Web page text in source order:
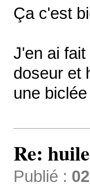
Ça c'est
J'en ai
doseur et
une
Re:
Publié :